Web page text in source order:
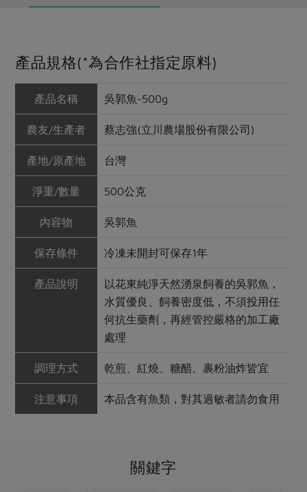
產品規格(*為合作社指定原料)
產品名稱 吳郭魚-500g
農友/生產者 蔡志強(立川農場股份有限公司)
產地/原產地 台灣
淨重/數量 500公克
內容物 吳郭魚
保存條件 冷凍未開封可保存1年
產品說明
以花東純淨天然湧泉飼養的吳郭魚，
水質優良、飼養密度低，不須投用任
何抗生藥劑，再經管控嚴格的加工廠
處理
調理方式 乾煎、紅燒、糖醋、裹粉油炸皆宜
注意事項 本品含有魚類，對其過敏者請勿食用
關鍵字